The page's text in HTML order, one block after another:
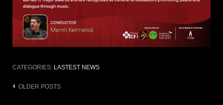
CATEGORIES: LASTEST NEWS
Posts
OLDER POSTS